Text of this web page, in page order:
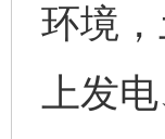
环境
上发